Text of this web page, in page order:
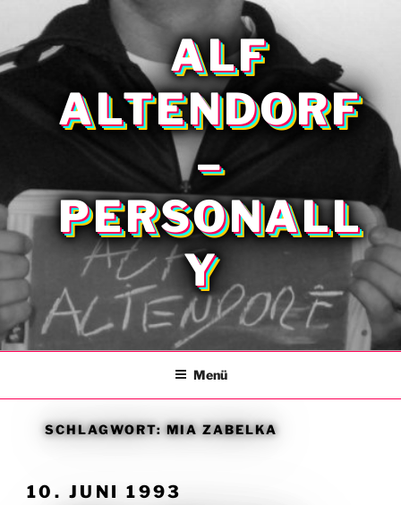
springen
ALF
ALTENDORF
–
PERSONALL
Y
Menü
SCHLAGWORT: MIA ZABELKA
VERÖFFENTLICHT
10. JUNI 1993